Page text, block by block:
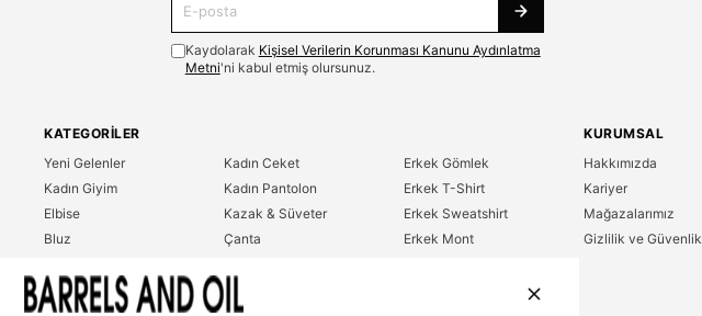
Kaydolarak Kişisel Verilerin Korunması Kanunu Aydınlatma
Metni'ni kabul etmiş olursunuz.
KATEGORILER
Yeni Gelenler
Kadın Giyim
Elbise
Bluz
T-Shirt
Kadın Ceket
Kadın Pantolon
Kazak & Süveter
Çanta
Erkek Gömlek
Erkek T-Shirt
Erkek Sweatshirt
Erkek Mont
KURUMSAL
Hakkımızda
Kariyer
Mağazalarımız
Gizlilik ve Güvenlik